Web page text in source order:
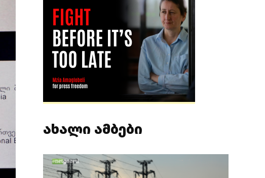
ახალი ამბები